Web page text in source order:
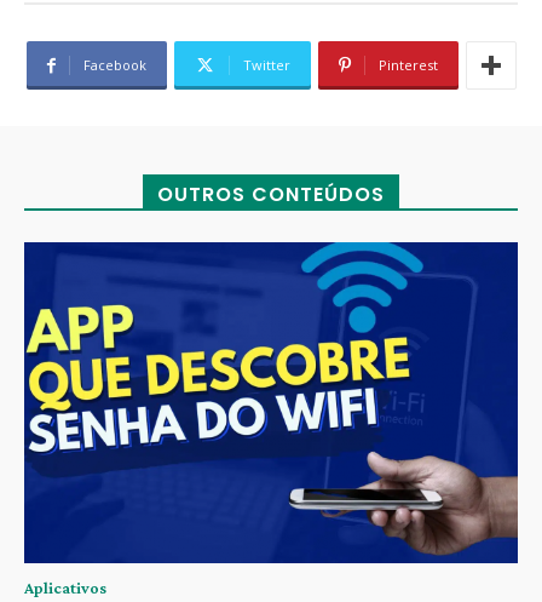
Facebook Twitter Pinterest
OUTROS CONTEÚDOS
Aplicativos